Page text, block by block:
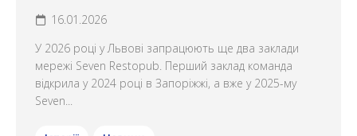
16.01.2026
У 2026 році у Львові запрацюють ще два заклади
мережі Seven Restopub. Перший заклад команда
відкрила у 2024 році в Запоріжжі, а вже у 2025-му
Seven...